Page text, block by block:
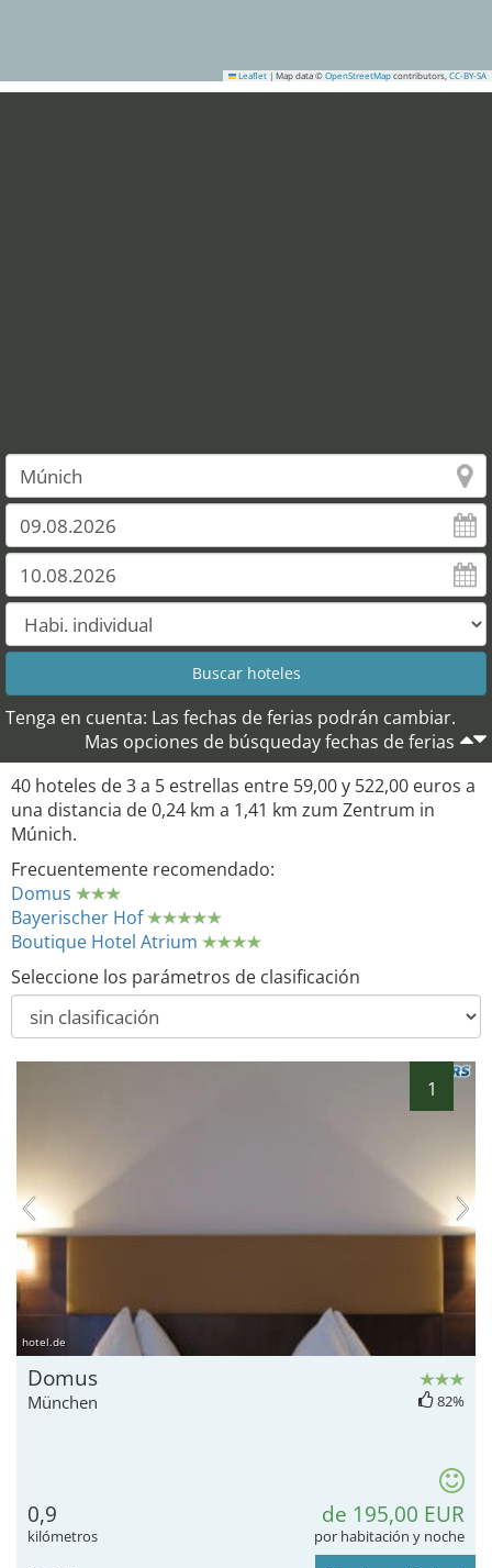
Leaflet | Map data © OpenStreetMap contributors, CC-BY-SA
Tenga en cuenta: Las fechas de ferias podrán cambiar.
Mas opciones de búsqueday fechas de ferias
40 hoteles de 3 a 5 estrellas entre 59,00 y 522,00 euros a
una distancia de 0,24 km a 1,41 km zum Zentrum in
Múnich.
Frecuentemente recomendado:
Domus
Bayerischer Hof
Boutique Hotel Atrium
Seleccione los parámetros de clasificación
1
hotel.de
Domus
München 82%
0,9
kilómetros
de 195,00 EUR
por habitación y noche